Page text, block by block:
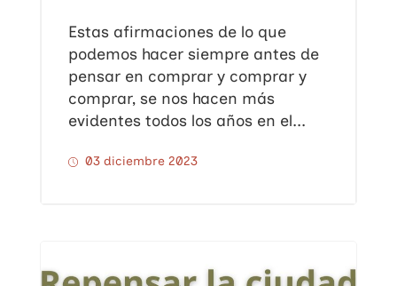
Estas afirmaciones de lo que
podemos hacer siempre antes de
pensar en comprar y comprar y
comprar, se nos hacen más
evidentes todos los años en el...
03 diciembre 2023